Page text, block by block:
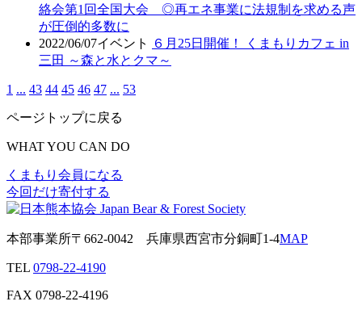
絡会第1回全国大会 ◎再エネ事業に法規制を求める声
が圧倒的多数に
2022/06/07イベント
６月25日開催！ くまもりカフェ in
三田 ～森と水とクマ～
1 ... 43 44 45 46 47 ... 53
ページトップに戻る
WHAT YOU CAN DO
くまもり会員になる
今回だけ寄付する
本部事業所〒662-0042 兵庫県西宮市分銅町1-4MAP
TEL 0798-22-4190
FAX 0798-22-4196